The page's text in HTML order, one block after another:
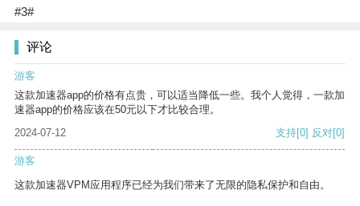
#3#
评论
游客
这款加速器app的价格有点贵，可以适当降低一些。我个人觉得，一款加
速器app的价格应该在50元以下才比较合理。
2024-07-12
支持[0] 反对[0]
游客
这款加速器VPM应用程序已经为我们带来了无限的隐私保护和自由。